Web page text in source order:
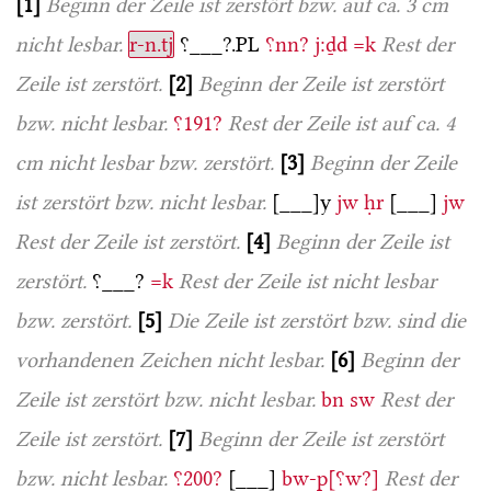
nicht lesbar. r-n.tj ⸮___?.PL ⸮nn? j:ḏd =k Rest der
Zeile ist zerstört. 2
Beginn der Zeile ist zerstört
bzw. nicht lesbar. ⸮191? Rest der Zeile ist auf ca. 4
cm nicht lesbar bzw. zerstört. 3
Beginn der Zeile
ist zerstört bzw. nicht lesbar. [___]y jw ḥr [___] jw
Rest der Zeile ist zerstört. 4
Beginn der Zeile ist
zerstört. ⸮___? =k Rest der Zeile ist nicht lesbar
bzw. zerstört. 5
Die Zeile ist zerstört bzw. sind die
vorhandenen Zeichen nicht lesbar. 6
Beginn der
Zeile ist zerstört bzw. nicht lesbar. bn sw Rest der
Zeile ist zerstört. 7
Beginn der Zeile ist zerstört
bzw. nicht lesbar. ⸮200? [___] bw-p[⸮w?] Rest der